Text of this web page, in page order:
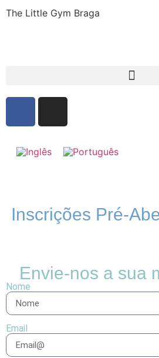
The Little Gym Braga
Inscrições Pré-
Envie-nos a sua
Nome
Email